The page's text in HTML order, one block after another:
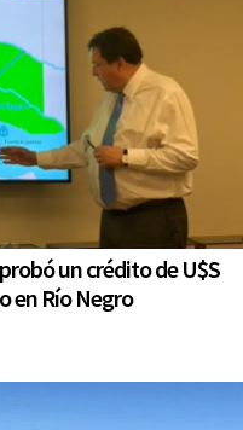
un crédito de U$S
en Río Negro